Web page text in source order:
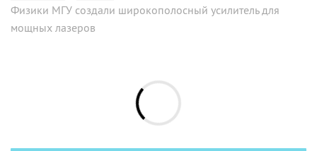
Физики МГУ создали широкополосный усилитель для
мощных лазеров